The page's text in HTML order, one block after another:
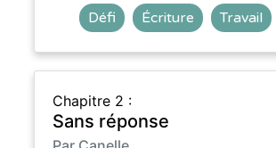
Défi Écriture Travail
Chapitre 2 :
Sans réponse